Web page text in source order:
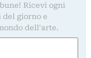
Ricevi ogni
giorno e
dell'arte.